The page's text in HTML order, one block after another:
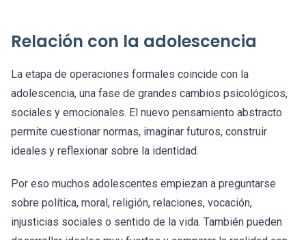
Relación con la adolescencia
La etapa de operaciones formales coincide con la
adolescencia, una fase de grandes cambios psicológicos,
sociales y emocionales. El nuevo pensamiento abstracto
permite cuestionar normas, imaginar futuros, construir
ideales y reflexionar sobre la identidad.
Por eso muchos adolescentes empiezan a preguntarse
sobre política, moral, religión, relaciones, vocación,
injusticias sociales o sentido de la vida. También pueden